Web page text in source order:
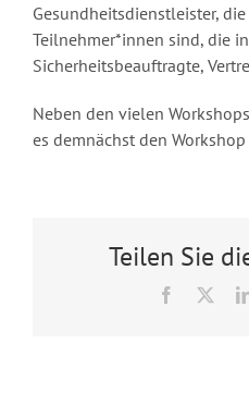
Gesundheitsdienstleister, die
Teilnehmer*innen sind, die
Sicherheitsbeauftragte,
Neben den vielen
es demnächst den
Teilen Sie
Facebook